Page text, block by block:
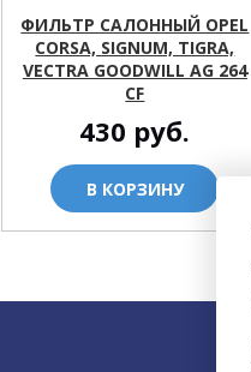
ФИЛЬТР САЛОННЫЙ OPEL
CORSA, SIGNUM, TIGRA,
VECTRA GOODWILL AG 264
CF
430 руб.
В КОРЗИНУ